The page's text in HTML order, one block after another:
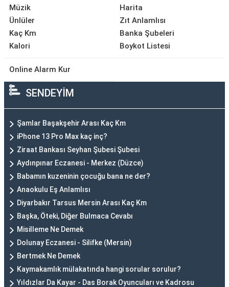
Müzik
Ünlüler
Kaç Km
Kalori
Harita
Zıt Anlamlısı
Banka Şubeleri
Boykot Listesi
Online Alarm Kur
SENDEYİM
Şamlar Başakşehir Arası Kaç Km
iPhone 13 Pro Max kaç inç?
Ziraat Bankası Seyhan Şubesi Şubesi
Aydınpınar Eczanesi - Merkez (Düzce)
Babamın kuzeninin çocuğu bana ne der?
Anaokulu Eş Anlamlısı
Diyarbakır Tarsus Mersin Arası Kaç Km
Başka, Öteki, Diğer Bulmaca Cevabı
Misilleme Ne Demek
Dolunay Eczanesi - Silifke (Mersin)
Bertmek Ne Demek
Kaymakamlık mülakatında hangi sorular sorulur?
Yıldızlar Da Kayar - Das Borak Oyuncuları ve Kadrosu